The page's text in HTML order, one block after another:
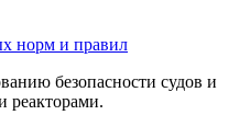
норм и правил
безопасности судов и
реакторами.